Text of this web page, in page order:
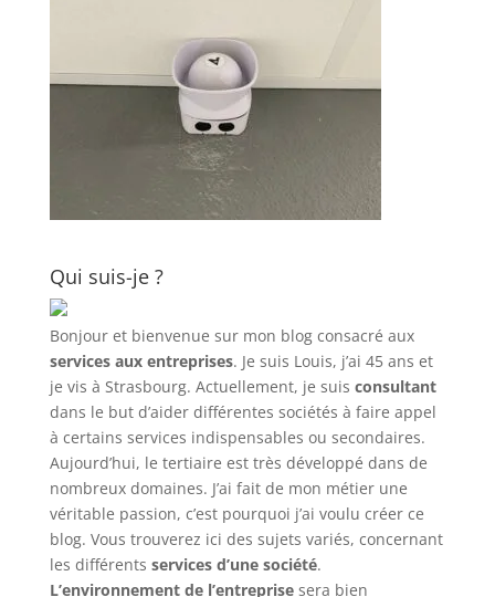
Qui suis-je ?
Bonjour et bienvenue sur mon blog consacré aux
services aux entreprises. Je suis Louis, j’ai 45 ans et
je vis à Strasbourg. Actuellement, je suis consultant
dans le but d’aider différentes sociétés à faire appel
à certains services indispensables ou secondaires.
Aujourd’hui, le tertiaire est très développé dans de
nombreux domaines. J’ai fait de mon métier une
véritable passion, c’est pourquoi j’ai voulu créer ce
blog. Vous trouverez ici des sujets variés, concernant
les différents services d’une société.
L’environnement de l’entreprisesera bien